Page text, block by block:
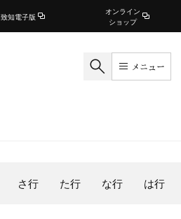
致知電子版
オンライン
ショップ
メニュー
さ行 た行 な行 は行